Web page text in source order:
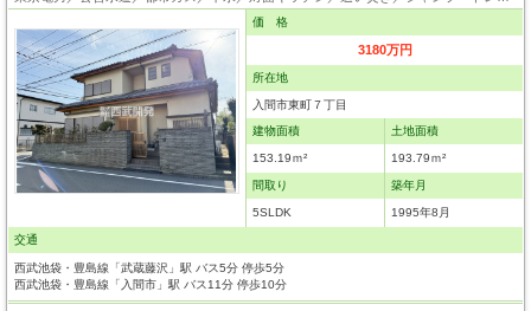
価 格
3180万円
所在地
入間市東町７丁目
建物面積
153.19ｍ²
土地面積
193.79ｍ²
間取り
5SLDK
築年月
1995年8月
交通
西武池袋・豊島線「武蔵藤沢」駅 バス5分 停歩5分
西武池袋・豊島線「入間市」駅 バス11分 停歩10分